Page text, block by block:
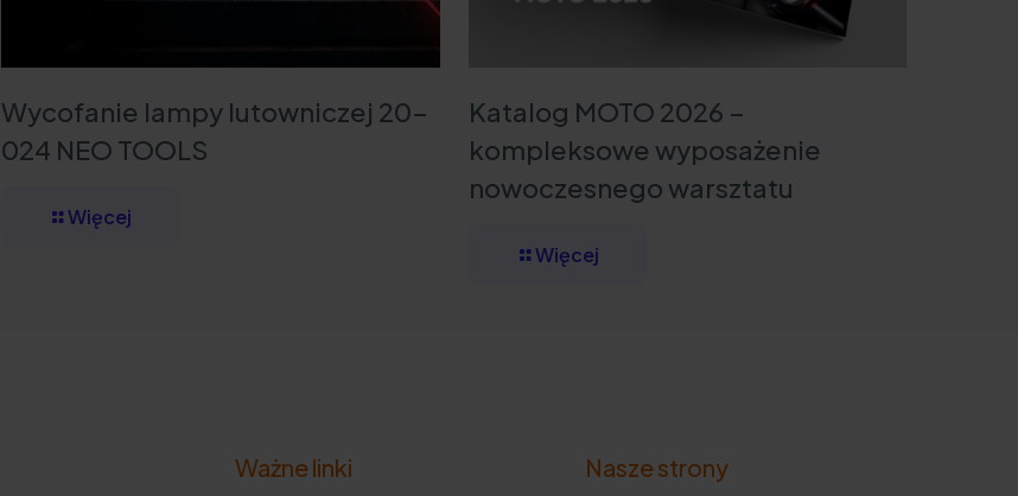
Wycofanie lampy lutowniczej 20-
024 NEO TOOLS
Więcej
Katalog MOTO 2026 –
kompleksowe wyposażenie
nowoczesnego warsztatu
Więcej
Ważne linki Nasze strony